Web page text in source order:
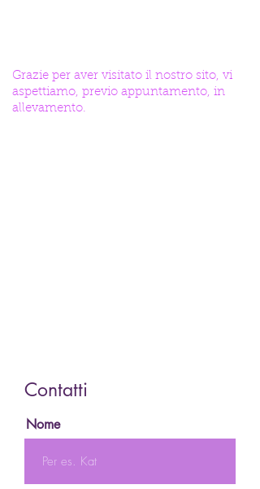
Grazie per aver visitato il nostro sito, vi
aspettiamo, previo appuntamento, in
allevamento.
Contatti
Nome